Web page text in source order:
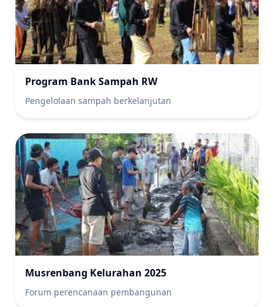
Program Bank Sampah RW
Pengelolaan sampah berkelanjutan
Musrenbang Kelurahan 2025
Forum perencanaan pembangunan